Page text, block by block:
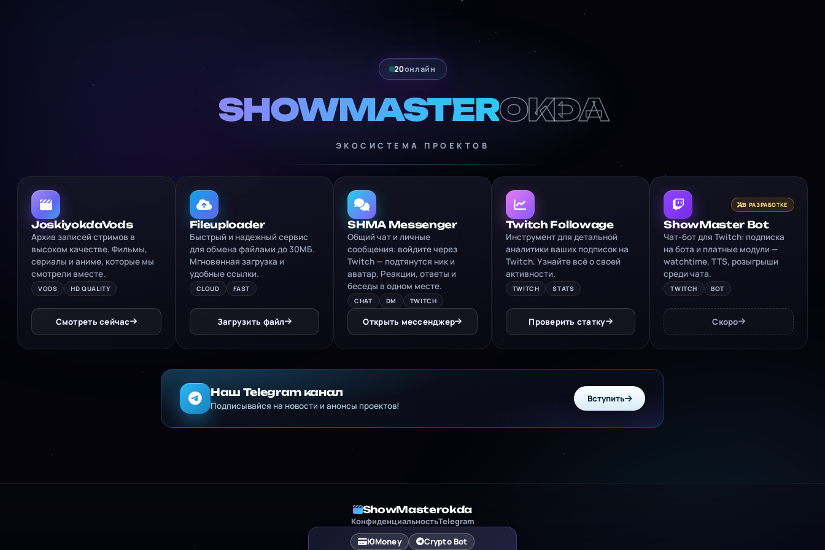
20онлайн
SHOWMASTEROKDA
ЭКОСИСТЕМА ПРОЕКТОВ
JoskiyokdaVods
Архив записей стримов в
высоком качестве. Фильмы,
сериалы и аниме, которые мы
смотрели вместе.
VODS HD QUALITY
Смотреть сейчас
Fileuploader
Быстрый и надежный сервис
для обмена файлами до 30МБ.
Мгновенная загрузка и
удобные ссылки.
CLOUD FAST
Загрузить файл
SHMA Messenger
Общий чат и личные
сообщения: войдите через
Twitch — подтянутся ник и
аватар. Реакции, ответы и
беседы в одном месте.
CHAT DM TWITCH
Открыть мессенджер
Twitch Followage
Инструмент для детальной
аналитики ваших подписок на
Twitch. Узнайте всё о своей
активности.
TWITCH STATS
Проверить статку
В РАЗРАБОТКЕ
ShowMaster Bot
Чат-бот для Twitch: подписка
на бота и платные модули —
watchtime, TTS, розыгрыши
среди чата.
TWITCH BOT
Скоро
Наш Telegram канал
Подписывайся на новости и анонсы проектов!
Вступить
ShowMasterokda
КонфиденциальностьTelegram
ЮMoney
Crypto Bot